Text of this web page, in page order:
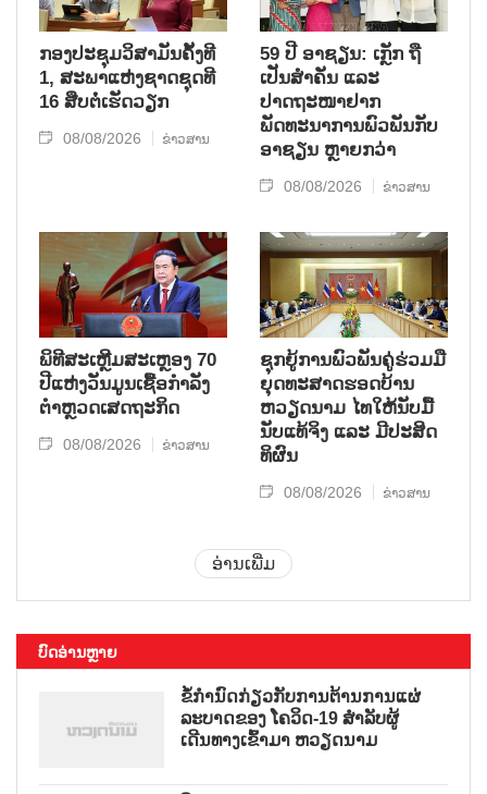
ກອງປະຊຸມວິສາມັນຄັ້ງທີ
1, ສະພາແຫ່ງຊາດຊຸດທີ
16 ສືບຕໍ່ເຮັດວຽກ
08/08/2026 ຂ່າວສານ
59 ປີ ອາຊຽນ: ເກຼັກ ຖື
ເປັນສຳຄັນ ແລະ
ປາດຖະໜາຢາກ
ພັດທະນາການພົວພັນກັບ
ອາຊຽນ ຫຼາຍກວ່າ
08/08/2026 ຂ່າວສານ
ພິທີສະເຫຼີມສະເຫຼອງ 70
ປີແຫ່ງວັນມູນເຊື້ອກຳລັງ
ຕຳຫຼວດເສດຖະກິດ
08/08/2026 ຂ່າວສານ
ຊຸກ​ຍູ້​ການ​ພົວ​ພັນ​ຄູ່​ຮ່ວມ​ມື​
ຍຸດ​ທະ​ສາດ​ຮອດ​ບ້ານ
ຫວຽດ​ນາມ ໄທ​ໃຫ້​ນັບ​ມື້​
ນັບ​ແທ້​ຈິງ ແລະ ມີ​ປະ​ສິດ​
ທິ​ຜົນ
08/08/2026 ຂ່າວສານ
ອ່ານເພີ່ມ
ບົດອ່ານຫຼາຍ
ຂໍ້ກຳນົດກ່ຽວກັບການຕ້ານການແຜ່
ລະບາດຂອງ ໂຄວິດ-19 ສຳລັບຜູ້
ເດີນທາງເຂົ້າມາ ຫວຽດນາມ